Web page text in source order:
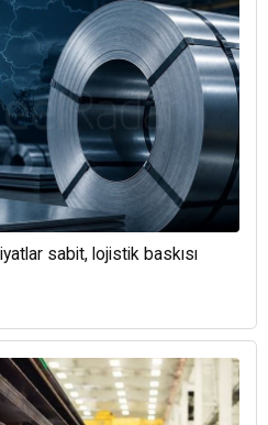
sabit, lojistik baskısı